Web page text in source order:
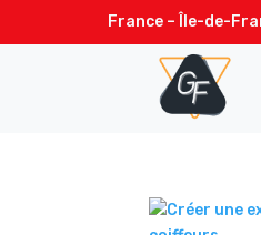
France – Île-de-